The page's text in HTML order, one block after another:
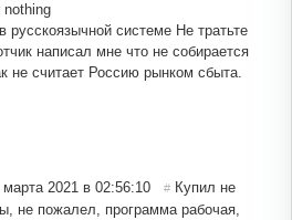
nothing
русскоязычной системе Не тратьте
написал мне что не собирается
не считает Россию рынком сбыта.
марта 2021 в 02:56:10 # Купил не
не пожалел, программа рабочая,